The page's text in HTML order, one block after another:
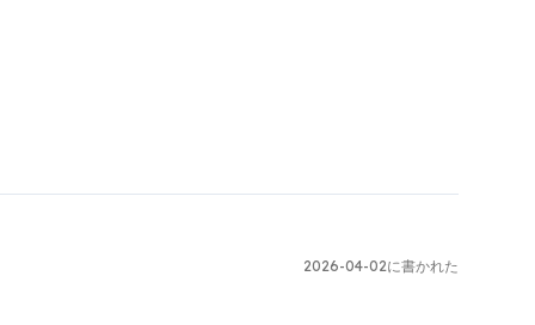
2026-04-02に書かれた